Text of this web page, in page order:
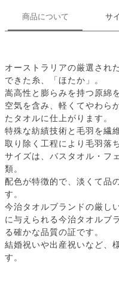
商品について サ
オーストラリアの厳選され
できた糸、「ほたか」。
嵩高性と膨らみを持つ原綿
空気を含み、軽くてやわら
たタオルに仕上がります。
特殊な紡績技術と毛羽を繊
取り除く工程により毛羽落
サイズは、バスタオル・フ
類。
配色が特徴的で、淡くて品
す。
今治タオルブランドの厳し
に与えられる今治タオルブ
る確かな品質の証です。
結婚祝いや出産祝いなど、
す。